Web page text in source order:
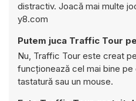
distractiv. Joacă mai multe
y8.com
Putem juca Traffic Tour
Nu, Traffic Tour este creat
funcționează cel mai bine
tastatură sau un mouse.